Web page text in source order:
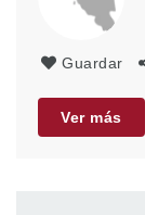
Guardar
Ver más